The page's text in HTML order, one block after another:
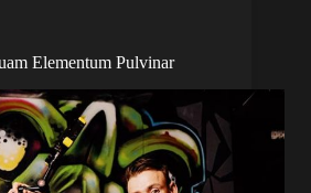
Elementum Pulvinar